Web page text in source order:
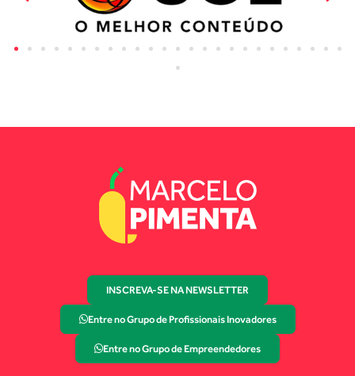
INSCREVA-SE NA NEWSLETTER
Entre no Grupo de Profissionais Inovadores
Entre no Grupo de Empreendedores